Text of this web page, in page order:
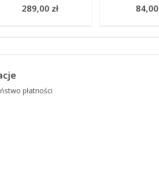
289,00 zł 84,00
płatności